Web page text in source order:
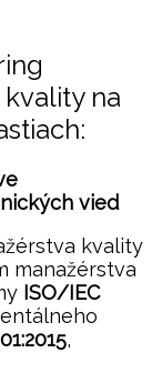
na
vied
kvality
manažérstva
ISO/IEC
,